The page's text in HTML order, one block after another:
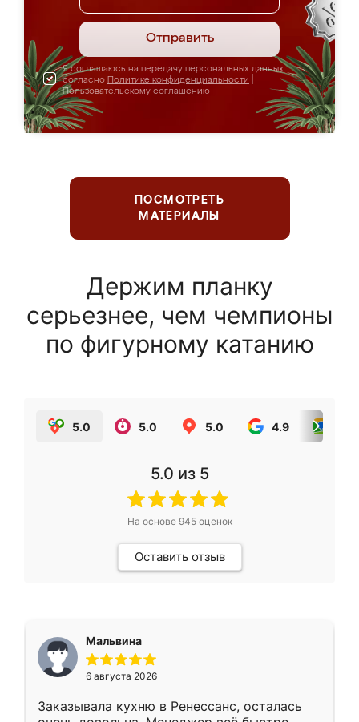
Отправить
Я соглашаюсь на передачу персональных данных
согласно Политике конфиденциальности
Пользовательскому соглашению
ПОСМОТРЕТЬ
МАТЕРИАЛЫ
Держим планку
серьезнее, чем чемпионы
по фигурному катанию
5.0 5.0 5.0 4.9
5.0 из 5
На основе 945оценок
Оставить отзыв
Мальвина
6 августа 2026
Заказывала кухню в Ренессанс, осталась